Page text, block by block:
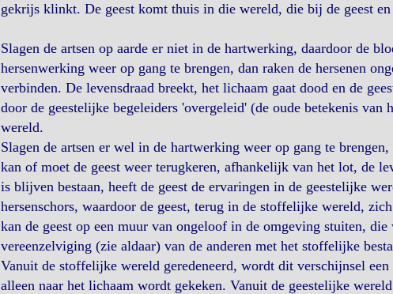
gekrijs klinkt. De geest komt thuis in die wereld, die bij de geest en
Slagen de artsen op aarde er niet in de hartwerking, daardoor de
hersenwerking weer op gang te brengen, dan raken de hersenen
verbinden. De levensdraad breekt, het lichaam gaat dood en de
door de geestelijke begeleiders 'overgeleid' (de oude betekenis
wereld.
Slagen de artsen er wel in de hartwerking weer op gang te
kan of moet de geest weer terugkeren, afhankelijk van het lot, de
is blijven bestaan, heeft de geest de ervaringen in de geestelijke
hersenschors, waardoor de geest, terug in de stoffelijke wereld,
kan de geest op een muur van ongeloof in de omgeving stuiten,
vereenzelviging (zie aldaar) van de anderen met het stoffelijke
Vanuit de stoffelijke wereld geredeneerd, wordt dit verschijnsel
alleen naar het lichaam wordt gekeken. Vanuit de geestelijke